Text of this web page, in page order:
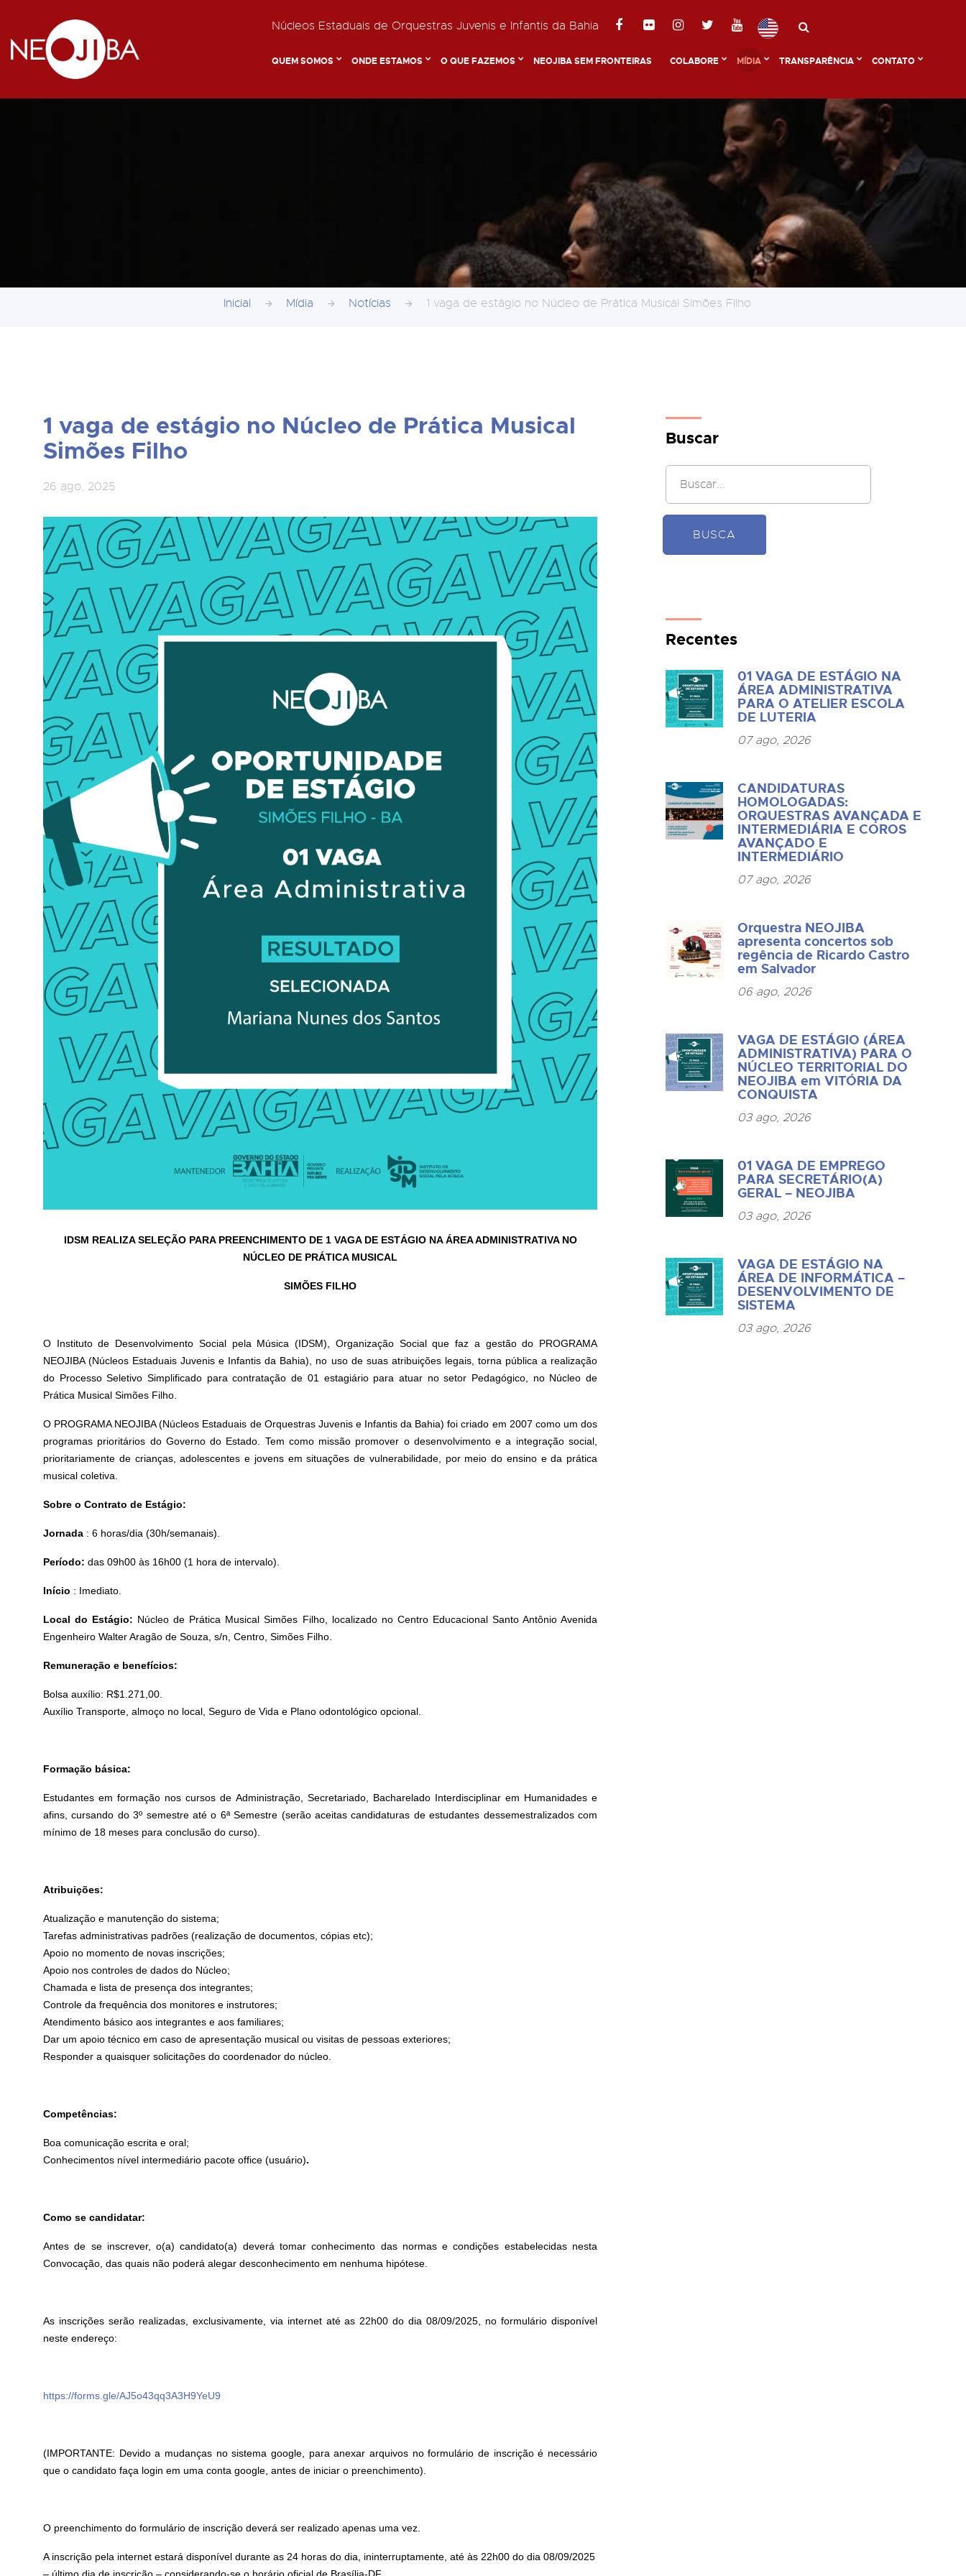
Núcleos Estaduais de Orquestras Juvenis e Infantis da Bahia
QUEM SOMOS ONDE ESTAMOS O QUE FAZEMOS NEOJIBA SEM FRONTEIRAS COLABORE MÍDIA TRANSPARÊNCIA CONTATO
Inicial Mídia Notícias 1 vaga de estágio no Núcleo de Prática Musical Simões Filho
1 vaga de estágio no Núcleo de Prática Musical
Simões Filho
26 ago, 2025
IDSM REALIZA SELEÇÃO PARA PREENCHIMENTO DE 1 VAGA DE ESTÁGIO NA ÁREA ADMINISTRATIVA NO
NÚCLEO DE PRÁTICA MUSICAL
SIMÕES FILHO
O Instituto de Desenvolvimento Social pela Música (IDSM), Organização Social que faz a gestão do PROGRAMA
NEOJIBA (Núcleos Estaduais Juvenis e Infantis da Bahia), no uso de suas atribuições legais, torna pública a realização
do Processo Seletivo Simplificado para contratação de 01 estagiário para atuar no setor Pedagógico, no Núcleo de
Prática Musical Simões Filho.
O PROGRAMA NEOJIBA (Núcleos Estaduais de Orquestras Juvenis e Infantis da Bahia) foi criado em 2007 como um dos
programas prioritários do Governo do Estado. Tem como missão promover o desenvolvimento e a integração social,
prioritariamente de crianças, adolescentes e jovens em situações de vulnerabilidade, por meio do ensino e da prática
musical coletiva.
Sobre o Contrato de Estágio:
Jornada : 6 horas/dia (30h/semanais).
Período: das 09h00 às 16h00 (1 hora de intervalo).
Início : Imediato.
Local do Estágio: Núcleo de Prática Musical Simões Filho, localizado no Centro Educacional Santo Antônio Avenida
Engenheiro Walter Aragão de Souza, s/n, Centro, Simões Filho.
Remuneração e benefícios:
Bolsa auxílio: R$1.271,00.
Auxílio Transporte, almoço no local, Seguro de Vida e Plano odontológico opcional.
Formação básica:
Estudantesem formação nos cursos de Administração, Secretariado, Bacharelado Interdisciplinar em Humanidades e
afins, cursando do 3º semestre até o 6ª Semestre (serão aceitas candidaturas de estudantes dessemestralizados com
mínimo de 18 meses para conclusão do curso).
Atribuições:
Atualização e manutenção do sistema;
Tarefas administrativas padrões (realização de documentos, cópias etc);
Apoio no momento de novas inscrições;
Apoio nos controles de dados do Núcleo;
Chamada e lista de presença dos integrantes;
Controle da frequência dos monitores e instrutores;
Atendimento básico aos integrantes e aos familiares;
Dar um apoio técnico em caso de apresentação musical ou visitas de pessoas exteriores;
Responder a quaisquer solicitações do coordenador do núcleo.
Competências:
Boa comunicação escrita e oral;
Conhecimentos nível intermediário pacote office (usuário).
Como se candidatar:
Antes de se inscrever, o(a) candidato(a) deverá tomar conhecimento das normas e condições estabelecidas nesta
Convocação, das quais não poderá alegar desconhecimento em nenhuma hipótese.
As inscrições serão realizadas, exclusivamente, via internet até as 22h00 do dia 08/09/2025, no formulário disponível
neste endereço:
https://forms.gle/AJ5o43qq3A3H9YeU9
(IMPORTANTE: Devido a mudanças no sistema google, para anexar arquivos no formulário de inscrição é necessário
que o candidato faça login em uma conta google, antes de iniciar o preenchimento).
O preenchimento do formulário de inscrição deverá ser realizado apenas uma vez.
A inscrição pela internet estará disponível durante as 24 horas do dia, ininterruptamente, até às 22h00 do dia 08/09/2025
– último dia de inscrição – considerando-se o horário oficial de Brasília-DF.
Buscar
BUSCA
Recentes
01 VAGA DE ESTÁGIO NA
ÁREA ADMINISTRATIVA
PARA O ATELIER ESCOLA
DE LUTERIA
07 ago, 2026
CANDIDATURAS
HOMOLOGADAS:
ORQUESTRAS AVANÇADA E
INTERMEDIÁRIA E COROS
AVANÇADO E
INTERMEDIÁRIO
07 ago, 2026
Orquestra NEOJIBA
apresenta concertos sob
regência de Ricardo Castro
em Salvador
06 ago, 2026
VAGA DE ESTÁGIO (ÁREA
ADMINISTRATIVA) PARA O
NÚCLEO TERRITORIAL DO
NEOJIBA em VITÓRIA DA
CONQUISTA
03 ago, 2026
01 VAGA DE EMPREGO
PARA SECRETÁRIO(A)
GERAL – NEOJIBA
03 ago, 2026
VAGA DE ESTÁGIO NA
ÁREA DE INFORMÁTICA –
DESENVOLVIMENTO DE
SISTEMA
03 ago, 2026